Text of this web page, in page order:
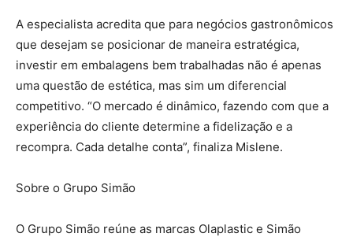
A especialista acredita que para negócios gastronômicos
que desejam se posicionar de maneira estratégica,
investir em embalagens bem trabalhadas não é apenas
uma questão de estética, mas sim um diferencial
competitivo. “O mercado é dinâmico, fazendo com que a
experiência do cliente determine a fidelização e a
recompra. Cada detalhe conta”, finaliza Mislene.
Sobre o Grupo Simão
O Grupo Simão reúne as marcas Olaplastic e Simão